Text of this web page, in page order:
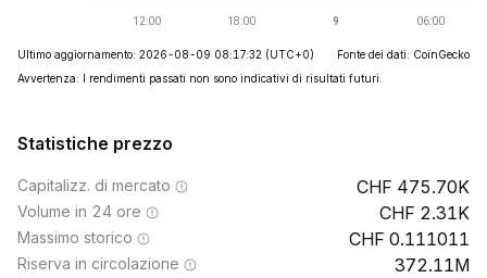
Ultimo aggiornamento: 2026-08-09 08:17:32 (UTC+0)
Fonte dei dati: CoinGecko
Avvertenza: I rendimenti passati non sono indicativi di risultati futuri.
Statistiche prezzo
Capitalizz. di mercato 475.70K
Volume in 24 ore 2.31K
Massimo storico 0.111011
Riserva in circolazione 372.11M